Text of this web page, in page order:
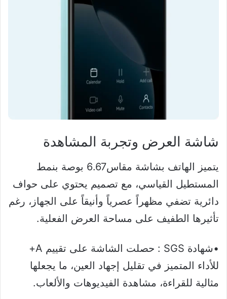
شاشة العرض وتجربة المشاهدة
يتميز الهاتف بشاشة مقاس6.67 بوصة بنمط
المستطيل القياسي، مع تصميم يحتوي على حواف
دائرية تضفي مظهراً عصرياً وأنيقاً على الجهاز، رغم
تأثيرها الطفيف على مساحة العرض الفعلية.
•شهادة SGS : حصلت الشاشة على تقييم A+
للأداء المتميز في تقليل إجهاد العين، ما يجعلها
مثالية للقراءة، مشاهدة الفيديوهات والألعاب.